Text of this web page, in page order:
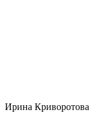
Ирина Криворотова